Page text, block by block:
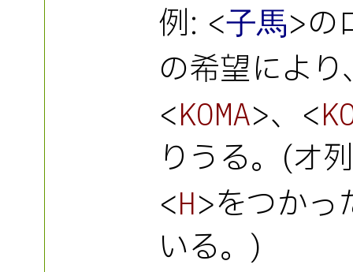
例: <子馬>の
の希望によ
<KOMA>、<
りうる。(オ
<H>をつかっ
いる。)